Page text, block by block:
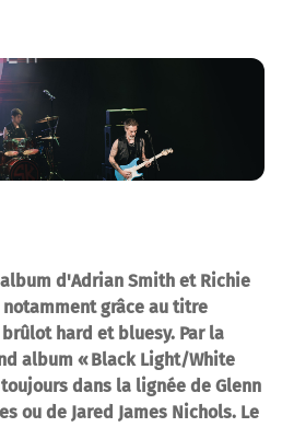
d'Adrian Smith et Richie
grâce au titre
hard et bluesy. Par la
album « Black Light/White
dans la lignée de Glenn
ou de Jared James Nichols. Le